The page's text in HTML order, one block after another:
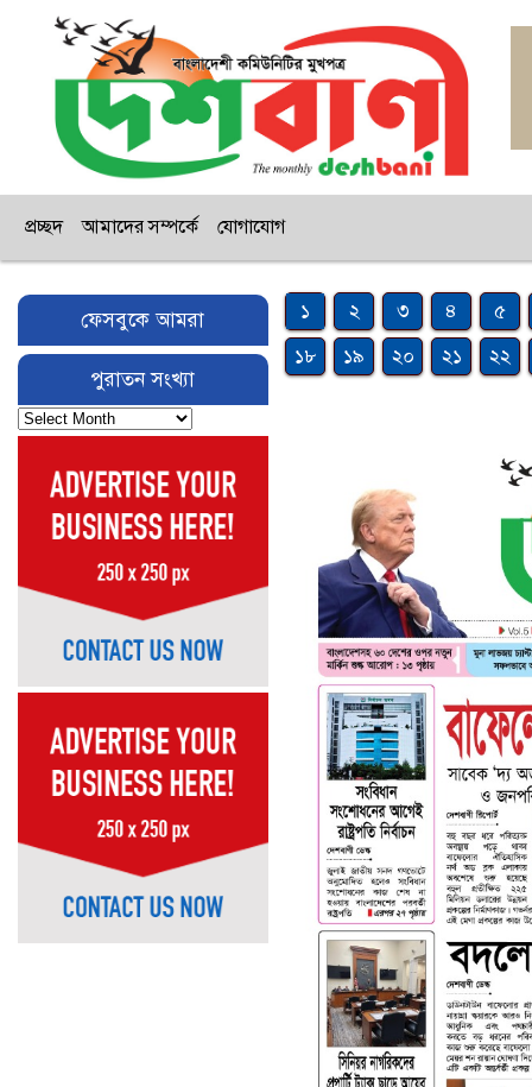
প্রচ্ছদ আমাদের সম্পর্কে যোগাযোগ
ফেসবুকে আমরা
পুরাতন সংখ্যা
পুরাতন
সংখ্যা
১ ২ ৩ ৪
৫
১৮
১৯ ২০ ২১ ২২